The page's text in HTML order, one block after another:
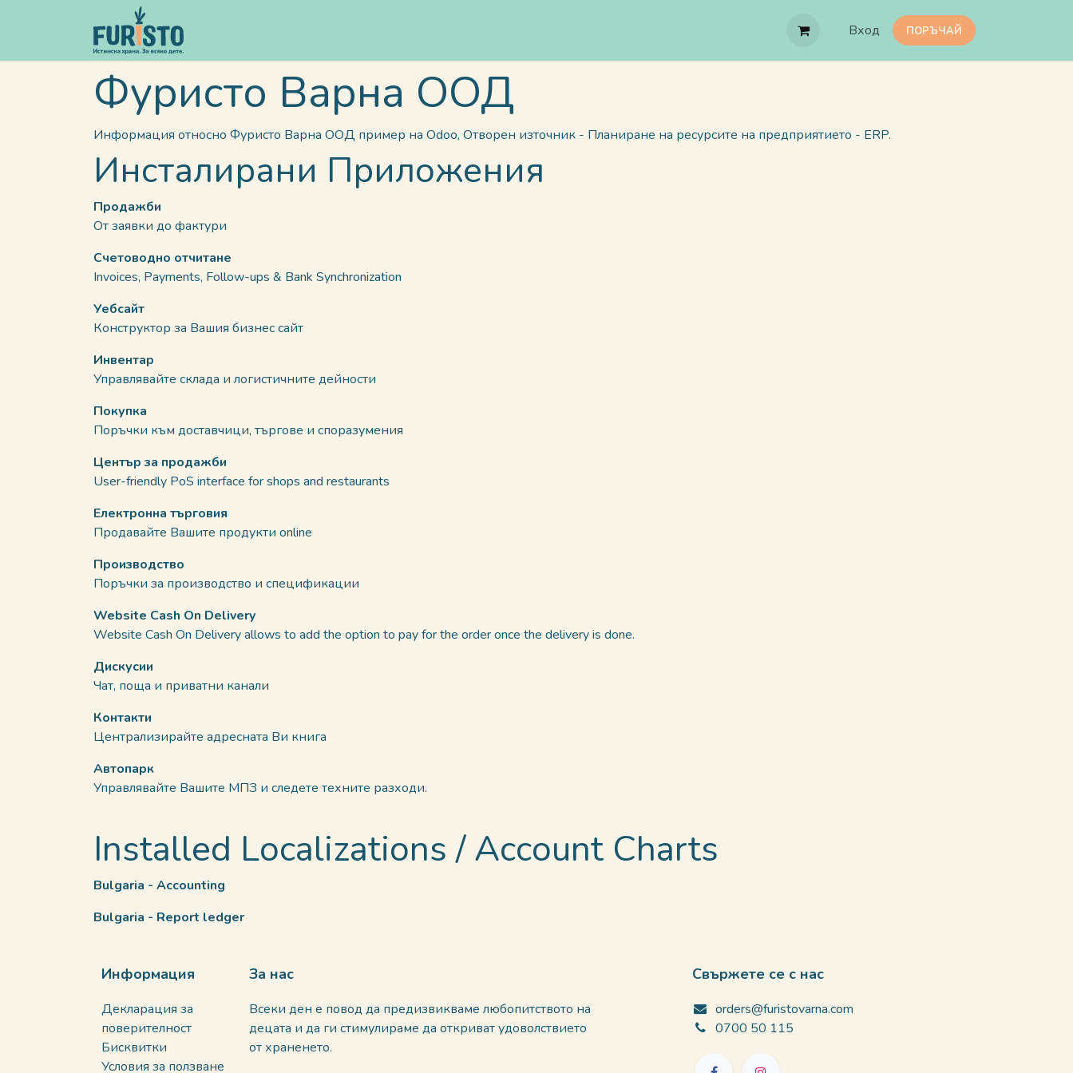
Преминете към съдържание
Вход ПОРЪЧАЙ
Фуристо Варна ООД
Информация относно Фуристо Варна ООД пример на Odoo, Отворен източник - Планиране на ресурсите на предприятието - ERP.
Инсталирани Приложения
Продажби
От заявки до фактури
Счетоводно отчитане
Invoices, Payments, Follow-ups & Bank Synchronization
Уебсайт
Конструктор за Вашия бизнес сайт
Инвентар
Управлявайте склада и логистичните дейности
Покупка
Поръчки към доставчици, търгове и споразумения
Център за продажби
User-friendly PoS interface for shops and restaurants
Електронна търговия
Продавайте Вашите продукти online
Производство
Поръчки за производство и спецификации
Website Cash On Delivery
Website Cash On Delivery allows to add the option to pay for the order once the delivery is done.
Дискусии
Чат, поща и приватни канали
Контакти
Централизирайте адресната Ви книга
Автопарк
Управлявайте Вашите МПЗ и следете техните разходи.
Installed Localizations / Account Charts
Bulgaria - Accounting
Bulgaria - Report ledger
Информация
Декларация за
поверителност
Бисквитки
Условия за ползване
Свържете се с нас
orders@furistovarna.com
0700 50 115
За нас
Всеки ден е повод да предизвикваме любопитството на
децата и да ги стимулираме да откриват удоволствието
от храненето.